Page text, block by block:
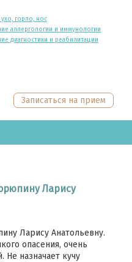
ухо, горло, нос
аллергологии и иммунологии
диагностики и реабилитации
Записаться на прием
Ларису
Ларису Анатольевну.
опасения, очень
назначает кучу